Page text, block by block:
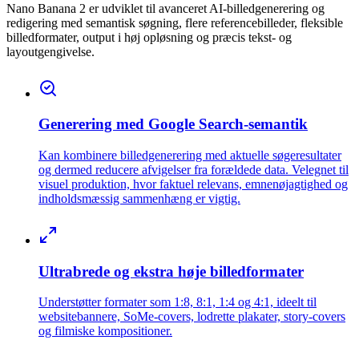
Nano Banana 2 er udviklet til avanceret AI-billedgenerering og
redigering med semantisk søgning, flere referencebilleder, fleksible
billedformater, output i høj opløsning og præcis tekst- og
layoutgengivelse.
Generering med Google Search-semantik
Kan kombinere billedgenerering med aktuelle søgeresultater
og dermed reducere afvigelser fra forældede data. Velegnet til
visuel produktion, hvor faktuel relevans, emnenøjagtighed og
indholdsmæssig sammenhæng er vigtig.
Ultrabrede og ekstra høje billedformater
Understøtter formater som 1:8, 8:1, 1:4 og 4:1, ideelt til
websitebannere, SoMe-covers, lodrette plakater, story-covers
og filmiske kompositioner.